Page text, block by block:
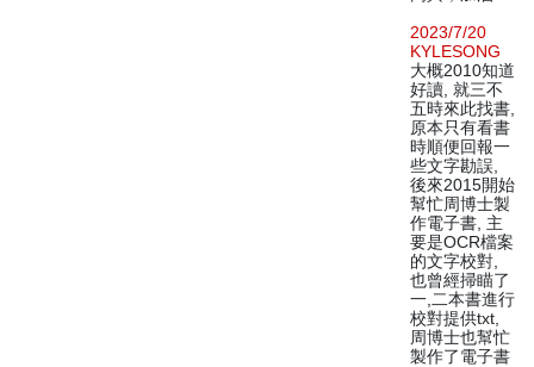
2023/7/20
KYLESONG
大概2010知道
好讀, 就三不
五時來此找書,
原本只有看書
時順便回報一
些文字勘誤,
後來2015開始
幫忙周博士製
作電子書, 主
要是OCR檔案
的文字校對,
也曾經掃瞄了
一,二本書進行
校對提供txt,
周博士也幫忙
製作了電子書